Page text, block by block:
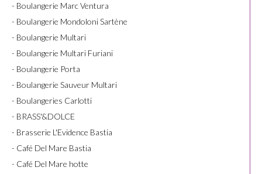
- Boulangerie Marc Ventura
- Boulangerie Mondoloni Sartène
- Boulangerie Multari
- Boulangerie Multari Furiani
- Boulangerie Porta
- Boulangerie Sauveur Multari
- Boulangeries Carlotti
- BRASS'&DOLCE
- Brasserie L'Evidence Bastia
- Café Del Mare Bastia
- Café Del Mare hotte